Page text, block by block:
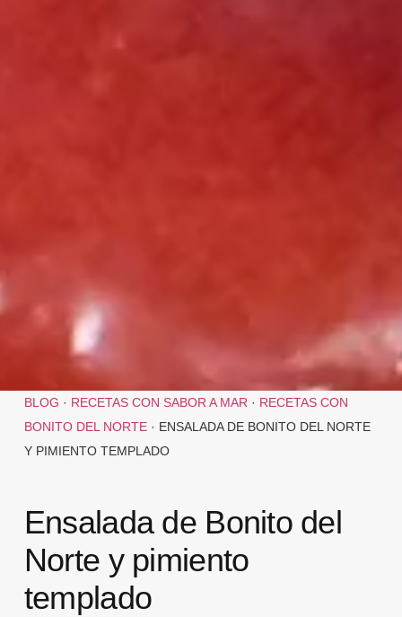
BLOG · RECETAS CON SABOR A MAR · RECETAS CON
BONITO DEL NORTE· ENSALADA DE BONITO DEL NORTE
Y PIMIENTO TEMPLADO
Ensalada de Bonito del
Norte y pimiento
templado